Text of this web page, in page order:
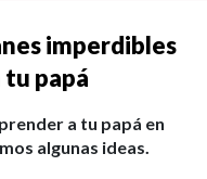
imperdibles
tu papá
a tu papá en
algunas ideas.